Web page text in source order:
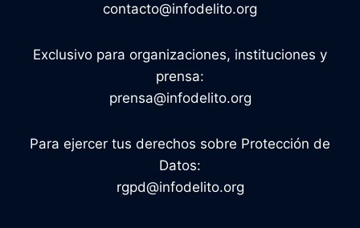
contacto@infodelito.org
Exclusivo para organizaciones, instituciones y
prensa:
prensa@infodelito.org
Para ejercer tus derechos sobre Protección de
Datos:
rgpd@infodelito.org